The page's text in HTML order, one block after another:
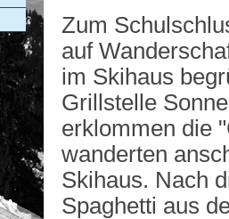
Zum
auf
im Skihaus
Grillstelle
erklommen die
wanderten
Skihaus. Nach
Spaghetti aus